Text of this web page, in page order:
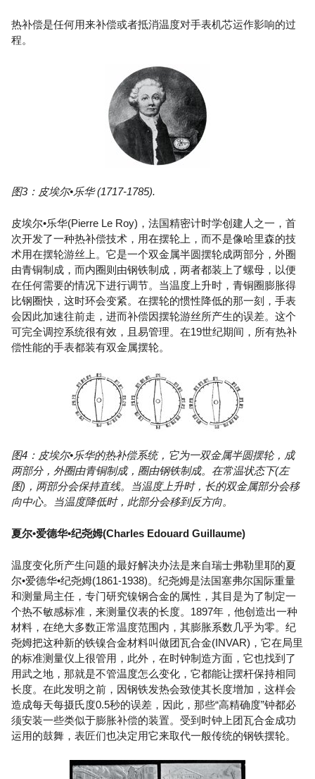
热补偿是任何用来补偿或者抵消温度对手表机芯运作影响的过
程。
图3：皮埃尔•乐华 (1717-1785).
皮埃尔•乐华(Pierre Le Roy)，法国精密计时学创建人之一，首
次开发了一种热补偿技术，用在摆轮上，而不是像哈里森的技
术用在摆轮游丝上。它是一个双金属半圆摆轮成两部分，外圈
由青铜制成，而内圈则由钢铁制成，两者都装上了螺母，以便
在任何需要的情况下进行调节。当温度上升时，青铜圈膨胀得
比钢圈快，这时环会变紧。在摆轮的惯性降低的那一刻，手表
会因此加速往前走，进而补偿因摆轮游丝所产生的误差。这个
可完全调控系统很有效，且易管理。在19世纪期间，所有热补
偿性能的手表都装有双金属摆轮。
图4：皮埃尔•乐华的热补偿系统，它为一双金属半圆摆轮，成
两部分，外圈由青铜制成，圈由钢铁制成。在常温状态下(左
图)，两部分会保持直线。当温度上升时，长的双金属部分会移
向中心。当温度降低时，此部分会移到反方向。
夏尔•爱德华•纪尧姆(Charles Edouard Guillaume)
温度变化所产生问题的最好解决办法是来自瑞士弗勒里耶的夏
尔•爱德华•纪尧姆(1861-1938)。纪尧姆是法国塞弗尔国际重量
和测量局主任，专门研究镍钢合金的属性，其目是为了制定一
个热不敏感标准，来测量仪表的长度。1897年，他创造出一种
材料，在绝大多数正常温度范围内，其膨胀系数几乎为零。纪
尧姆把这种新的铁镍合金材料叫做团瓦合金(INVAR)，它在局里
的标准测量仪上很管用，此外，在时钟制造方面，它也找到了
用武之地，那就是不管温度怎么变化，它都能让摆杆保持相同
长度。在此发明之前，因钢铁发热会致使其长度增加，这样会
造成每天每摄氏度0.5秒的误差，因此，那些“高精确度”钟都必
须安装一些类似于膨胀补偿的装置。受到时钟上团瓦合金成功
运用的鼓舞，表匠们也决定用它来取代一般传统的钢铁摆轮。